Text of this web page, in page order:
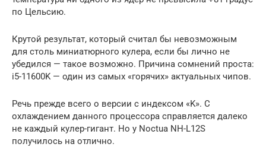
по Цельсию.
Крутой результат, который считал бы невозможным
для столь миниатюрного кулера, если бы лично не
убедился — такое возможно. Причина сомнений проста:
i5-11600K — один из самых «горячих» актуальных чипов.
Речь прежде всего о версии с индексом «K». С
охлаждением данного процессора справляется далеко
не каждый кулер-гигант. Но у Noctua NH-L12S
получилось на отлично.